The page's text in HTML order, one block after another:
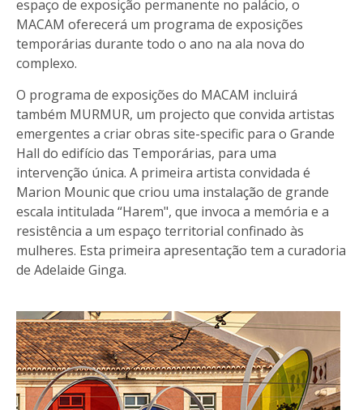
espaço de exposição permanente no palácio, o
MACAM oferecerá um programa de exposições
temporárias durante todo o ano na ala nova do
complexo.
O programa de exposições do MACAM incluirá
também MURMUR, um projecto que convida artistas
emergentes a criar obras site-specific para o Grande
Hall do edifício das Temporárias, para uma
intervenção única. A primeira artista convidada é
Marion Mounic que criou uma instalação de grande
escala intitulada “Harem", que invoca a memória e a
resistência a um espaço territorial confinado às
mulheres. Esta primeira apresentação tem a curadoria
de Adelaide Ginga.